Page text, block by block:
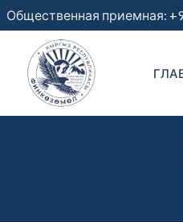
Общественная приемная: